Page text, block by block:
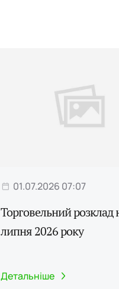
01.07.2026 07:07
Торговельний розклад
липня 2026 року
Детальніше